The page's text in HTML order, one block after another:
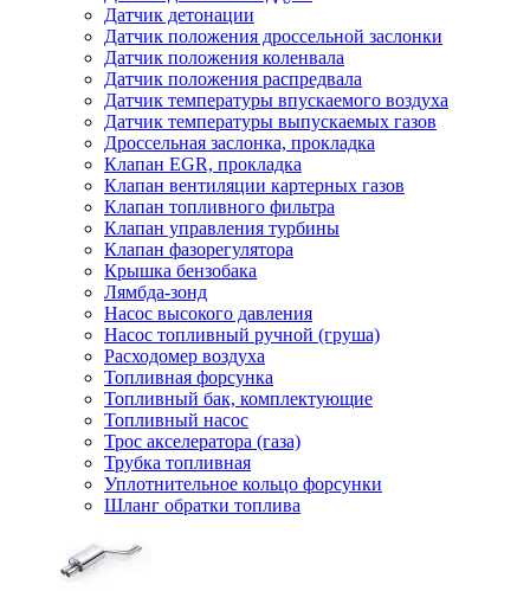
Датчик детонации
Датчик положения дроссельной заслонки
Датчик положения коленвала
Датчик положения распредвала
Датчик температуры впускаемого воздуха
Датчик температуры выпускаемых газов
Дроссельная заслонка, прокладка
Клапан EGR, прокладка
Клапан вентиляции картерных газов
Клапан топливного фильтра
Клапан управления турбины
Клапан фазорегулятора
Крышка бензобака
Лямбда-зонд
Насос высокого давления
Насос топливный ручной (груша)
Расходомер воздуха
Топливная форсунка
Топливный бак, комплектующие
Топливный насос
Трос акселератора (газа)
Трубка топливная
Уплотнительное кольцо форсунки
Шланг обратки топлива